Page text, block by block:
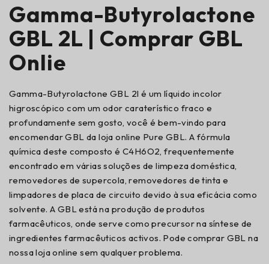
Gamma-Butyrolactone
GBL 2L | Comprar GBL
Onlie
Gamma-Butyrolactone GBL 2l é um líquido incolor
higroscópico com um odor caraterístico fraco e
profundamente sem gosto, você é bem-vindo para
encomendar GBL da loja online Pure GBL. A fórmula
química deste composto é C4H6O2, frequentemente
encontrado em várias soluções de limpeza doméstica,
removedores de supercola, removedores de tinta e
limpadores de placa de circuito devido à sua eficácia como
solvente. A GBL está na produção de produtos
farmacêuticos, onde serve como precursor na síntese de
ingredientes farmacêuticos activos. Pode comprar GBL na
nossa loja online sem qualquer problema.